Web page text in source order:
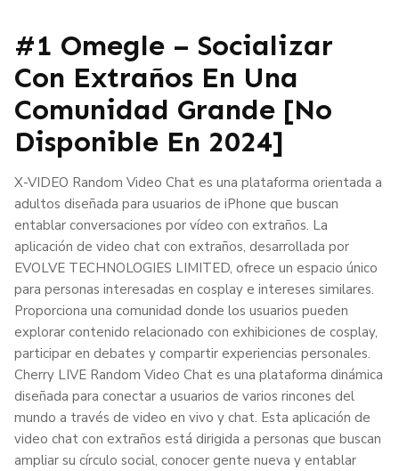
#1 Omegle – Socializar
Con Extraños En Una
Comunidad Grande [no
Disponible En 2024]
X-VIDEO Random Video Chat es una plataforma orientada a
adultos diseñada para usuarios de iPhone que buscan
entablar conversaciones por vídeo con extraños. La
aplicación de video chat con extraños, desarrollada por
EVOLVE TECHNOLOGIES LIMITED, ofrece un espacio único
para personas interesadas en cosplay e intereses similares.
Proporciona una comunidad donde los usuarios pueden
explorar contenido relacionado con exhibiciones de cosplay,
participar en debates y compartir experiencias personales.
Cherry LIVE Random Video Chat es una plataforma dinámica
diseñada para conectar a usuarios de varios rincones del
mundo a través de video en vivo y chat. Esta aplicación de
video chat con extraños está dirigida a personas que buscan
ampliar su círculo social, conocer gente nueva y entablar